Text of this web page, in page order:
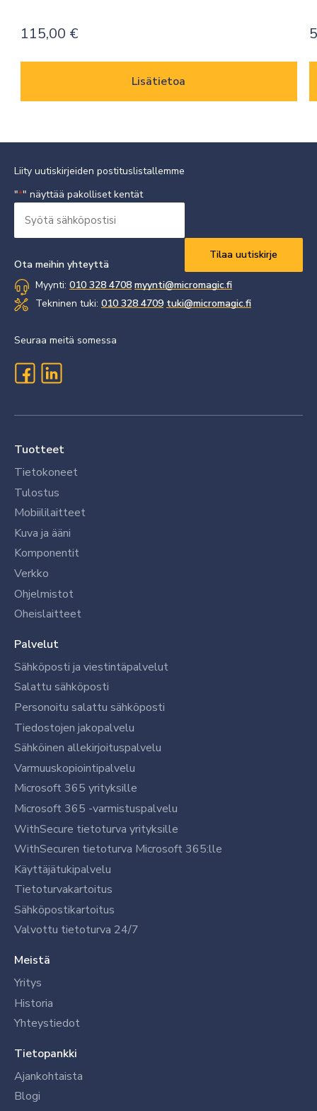
115,00 €
Lisätietoa
Liity uutiskirjeiden postituslistallemme
"*" näyttää pakolliset kentät
sähköpostisi
Ota meihin yhteyttä
Myynti: 010 328 4708 myynti@micromagic.fi
Tekninen tuki: 010 328 4709 tuki@micromagic.fi
Seuraa meitä somessa
Tuotteet
Tietokoneet
Tulostus
Mobiililaitteet
Kuva ja ääni
Komponentit
Verkko
Ohjelmistot
Oheislaitteet
Palvelut
Sähköposti ja viestintäpalvelut
Salattu sähköposti
Personoitu salattu sähköposti
Tiedostojen jakopalvelu
Sähköinen allekirjoituspalvelu
Varmuuskopiointipalvelu
Microsoft 365 yrityksille
Microsoft 365 -varmistuspalvelu
WithSecure tietoturva yrityksille
WithSecuren tietoturva Microsoft 365:lle
Käyttäjätukipalvelu
Tietoturvakartoitus
Sähköpostikartoitus
Valvottu tietoturva 24/7
Meistä
Yritys
Historia
Yhteystiedot
Tietopankki
Ajankohtaista
Blogi